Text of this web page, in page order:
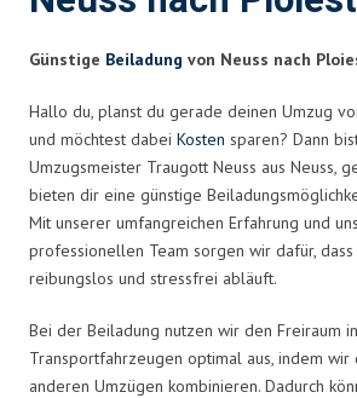
Günstige Beiladung von Neuss nach
Hallo du, planst du gerade deinen Umzug
und möchtest dabei Kosten sparen? Dann
Umzugsmeister Traugott Neuss aus Neuss,
bieten dir eine günstige
Mit unserer umfangreichen Erfahrung und
professionellen Team sorgen wir dafür,
reibungslos und stressfrei abläuft.
Bei der Beiladung nutzen wir den Freiraum
Transportfahrzeugen optimal aus, indem wir
anderen Umzügen kombinieren. Dadurch